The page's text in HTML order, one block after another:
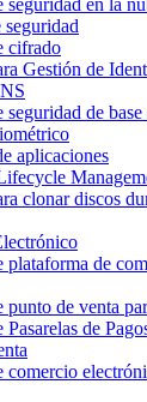
seguridad
cifrado
Gestión de
seguridad de base
aplicaciones
clonar discos
plataforma de
punto de venta
Pasarelas de
comercio